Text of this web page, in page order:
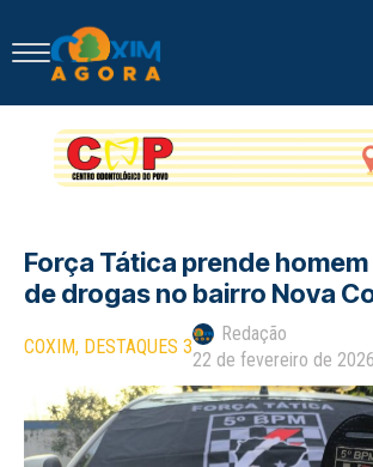
Força Tática prende
de drogas no bairro Nova
COXIM DESTAQUES 3
Redação
22 de fevereiro de 2026